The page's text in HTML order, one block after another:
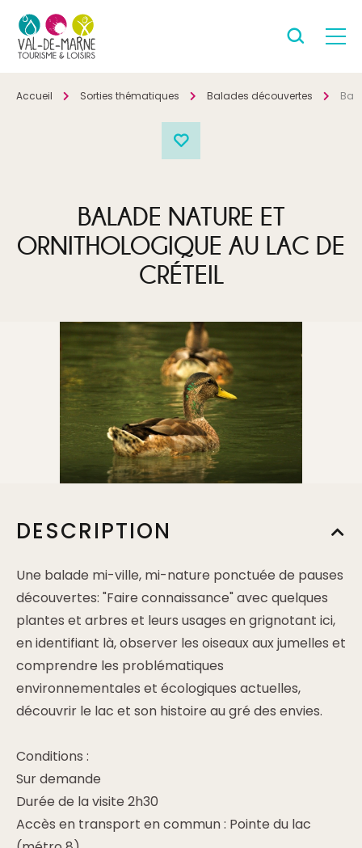
Accueil Sorties thématiques Balades découvertes
BALADE NATURE ET
ORNITHOLOGIQUE AU LAC DE
CRÉTEIL
DESCRIPTION
Une balade mi-ville, mi-nature ponctuée de pauses
découvertes: "Faire connaissance" avec quelques
plantes et arbres et leurs usages en grignotant ici,
en identifiant là, observer les oiseaux aux jumelles et
comprendre les problématiques
environnementales et écologiques actuelles,
découvrir le lac et son histoire au gré des envies.
Conditions :
Sur demande
Durée de la visite 2h30
Accès en transport en commun : Pointe du lac